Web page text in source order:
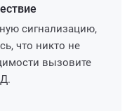
сигнализацию,
что никто не
вызовите